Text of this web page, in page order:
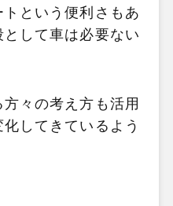
という便利さもあ
して車は必要ない
々の考え方も活用
してきているよう